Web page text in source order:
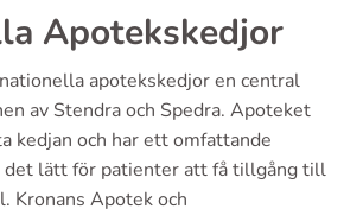
Apotekskedjor
apotekskedjor en central
av Stendra och Spedra. Apoteket
kedjan och har ett omfattande
det lätt för patienter att få tillgång till
Kronans Apotek och